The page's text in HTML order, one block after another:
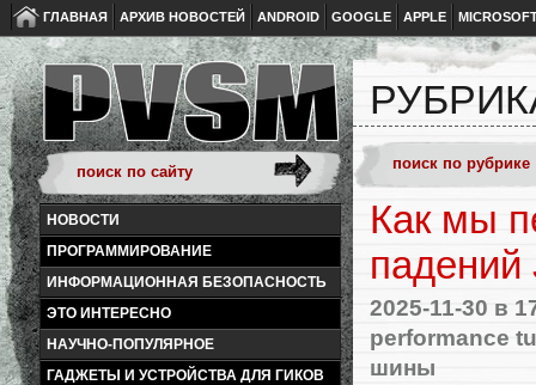
ГЛАВНАЯ АРХИВ НОВОСТЕЙ ANDROID GOOGLE APPLE
НОВОСТИ
ПРОГРАММИРОВАНИЕ
ИНФОРМАЦИОННАЯ БЕЗОПАСНОСТЬ
ЭТО ИНТЕРЕСНО
НАУЧНО-ПОПУЛЯРНОЕ
ГАДЖЕТЫ И УСТРОЙСТВА ДЛЯ ГИКОВ
Как мы
падений
2025-11-30 в
performance
шины